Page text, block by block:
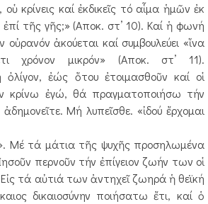
οὑ κρίνεις καί ἐκδικεῖς τό αἷμα ἡμῶν ἐκ
τῆς γῆς;» (Αποκ. στ’ 10). Καί ἡ φωνή
ἀκούεται καί συμβουλεύει «ἵνα
χρόνον μικρόν» (Αποκ. στ’ 11).
ὀλίγον, ἐώς ὅτου ἐτοιμασθοῦν καί οἱ
κρίνω ἐγώ, θά πραγματοποιήσω τήν
Μή λυπεῖσθε. «ἰδού ἔρχομαι
Μέ τά μάτια τῆς ψυχῆς προσηλωμένα
περνοῦν τήν ἐπίγειον ζωήν των οἱ
τά αὐτιά των ἀντηχεῖ ζωηρά ἡ θεϊκή
δικαιοσύνην ποιήσατω ἔτι, καί ὁ